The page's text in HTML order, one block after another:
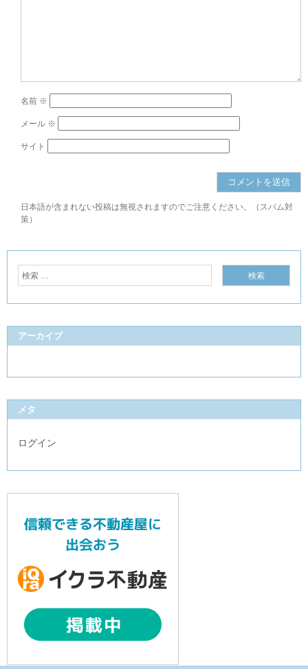
名前 ※
メール ※
サイト
日本語が含まれない投稿は無視されますのでご注意ください。（スパム対
策）
アーカイブ
メタ
ログイン